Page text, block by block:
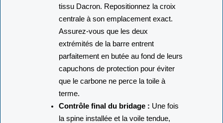
tissu Dacron. Repositionnez la croix
centrale à son emplacement exact.
Assurez-vous que les deux
extrémités de la barre entrent
parfaitement en butée au fond de leurs
capuchons de protection pour éviter
que le carbone ne perce la toile à
terme.
Contrôle final du bridage : Une fois
la spine installée et la voile tendue,